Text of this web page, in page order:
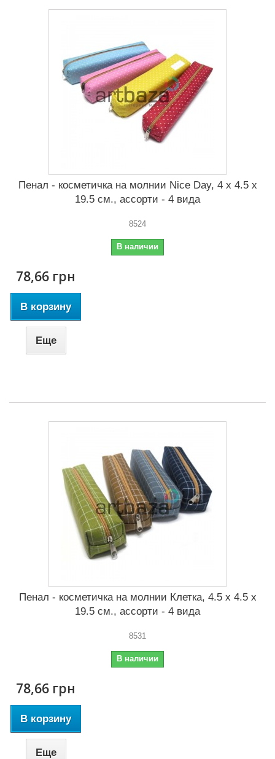
Пенал - косметичка на молнии Nice Day, 4 x 4.5 x
19.5 см., ассорти - 4 вида
8524
В наличии
78,66 грн
В корзину
Еще
Пенал - косметичка на молнии Клетка, 4.5 x 4.5 x
19.5 см., ассорти - 4 вида
8531
В наличии
78,66 грн
В корзину
Еще